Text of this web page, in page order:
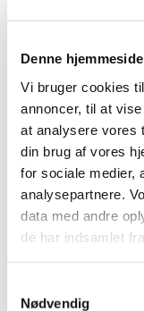
Denne
Vi bruger cookies
annoncer, til at
at analysere vores
din brug af vores
for sociale medier,
analysepartnere.
data med andre
de har indsamlet
Nødvendig
Kordegn
Dåb